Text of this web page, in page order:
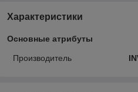
Характеристики
Основные атрибуты
Производитель